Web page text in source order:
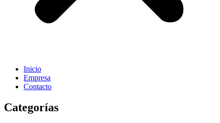
Inicio
Empresa
Contacto
Categorías